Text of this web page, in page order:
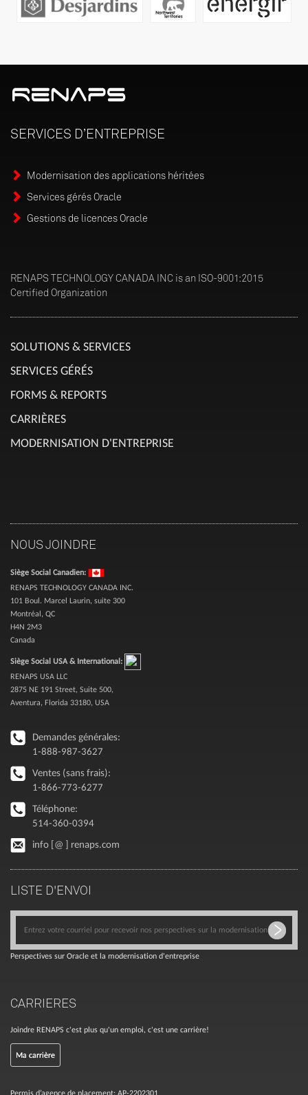
SERVICES D’ENTREPRISE
Modernisation des applications héritées
Services gérés Oracle
Gestions de licences Oracle
RENAPS TECHNOLOGY CANADA INC is an ISO-9001:2015
Certified Organization
SOLUTIONS & SERVICES
SERVICES GÉRÉS
FORMS & REPORTS
CARRIÈRES
MODERNISATION D'ENTREPRISE
NOUS JOINDRE
Siège Social Canadien:
RENAPS TECHNOLOGY CANADA INC.
101 Boul. Marcel Laurin, suite 300
Montréal, QC
H4N 2M3
Canada
Siège Social USA & International:
RENAPS USA LLC
2875 NE 191 Street, Suite 500,
Aventura, Florida 33180, USA
Demandes générales:
1-888-987-3627
Ventes (sans frais):
1-866-773-6277
Téléphone:
514-360-0394
info [@ ] renaps.com
LISTE D'ENVOI
Perspectives sur Oracle et la modernisation d'entreprise
CARRIERES
Joindre RENAPS c'est plus qu'un emploi, c'est une carrière!
Ma carrière
Permis d’agence de placement: AP-2202301